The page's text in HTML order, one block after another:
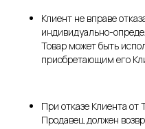
Клиент не вправе
индивидуально-
Товар может быть
приобретающим его
При отказе Клиента от
Продавец должен